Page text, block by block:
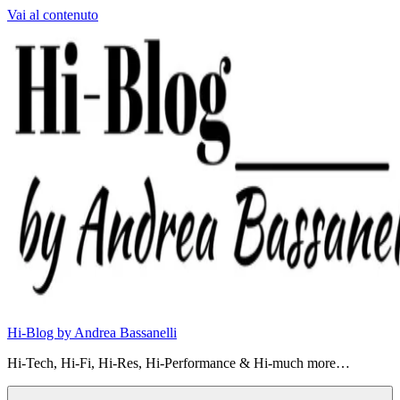
Vai al contenuto
Hi-Blog by Andrea Bassanelli
Hi-Tech, Hi-Fi, Hi-Res, Hi-Performance & Hi-much more…